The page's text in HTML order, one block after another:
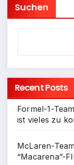
Suchen
Recent Posts
Formel-1-
ist vieles zu
McLaren-
“Macarena”-